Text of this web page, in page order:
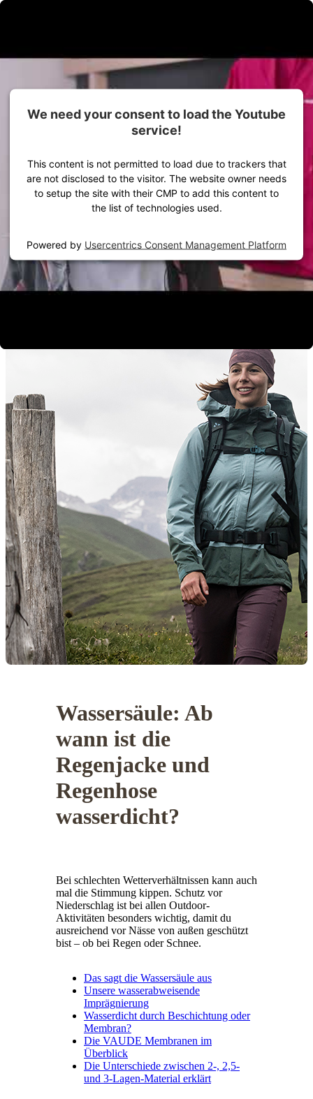
Startseite
VAUDE Stories
Know-how
Ab wann ist die Regenhose und Regenjacke wasserdicht?
Wassersäule: Ab
wann ist die
Regenjacke und
Regenhose
wasserdicht?
Bei schlechten Wetterverhältnissen kann auch
mal die Stimmung kippen. Schutz vor
Niederschlag ist bei allen Outdoor-
Aktivitäten besonders wichtig, damit du
ausreichend vor Nässe von außen geschützt
bist – ob bei Regen oder Schnee.
Das sagt die Wassersäule aus
Unsere wasserabweisende
Imprägnierung
Wasserdicht durch Beschichtung oder
Membran?
Die VAUDE Membranen im
Überblick
Die Unterschiede zwischen 2-, 2,5-
und 3-Lagen-Material erklärt
We need your consent to load the Youtube
service!
This content is not permitted to load due to trackers that
are not disclosed to the visitor. The website owner needs
to setup the site with their CMP to add this content to
the list of technologies used.
Powered by Usercentrics Consent Management Platform
We need your consent to load the Youtube
service!
This content is not permitted to load due to trackers that
are not disclosed to the visitor. The website owner needs
to setup the site with their CMP to add this content to
the list of technologies used.
Powered by Usercentrics Consent Management Platform